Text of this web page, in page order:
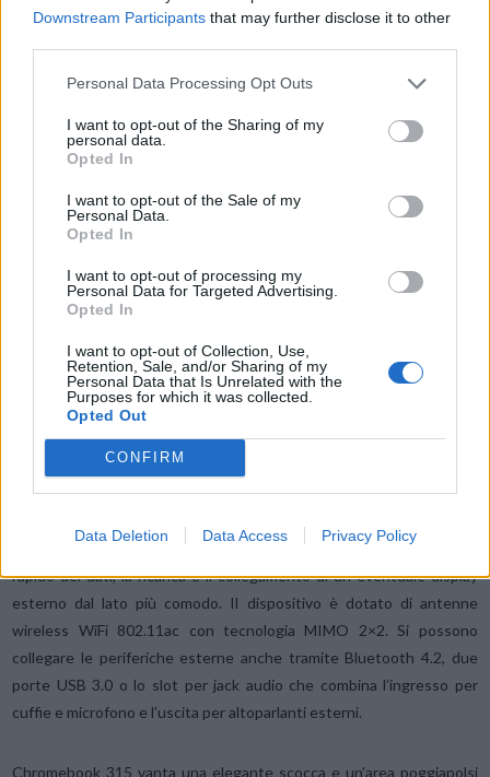
Downstream Participants that may further disclose it to other
Personal Data Processing Opt Outs
I want to opt-out of the Sharing of my
personal data.
Opted In
I want to opt-out of the Sale of my
Personal Data.
Opted In
I want to opt-out of processing my
Personal Data for Targeted Advertising.
Opted In
I want to opt-out of Collection, Use,
Retention, Sale, and/or Sharing of my
Personal Data that Is Unrelated with the
Purposes for which it was collected.
Opted Out
CONFIRM
Data Deletion Data Access Privacy Policy
pannello di ben 178 gradi. Anche le chat video possono essere
all’obbiettivo. Inoltre, audio e video vantano una qualità cristallina
grazie al supporto alla registrazione di immagini in hdr e al microfono
incorporato.
I due altoparlanti full-size di Acer Chromebook 315 che
fiancheggiano la tastiera restituiscono un suono sempre chiaro e
alla gamma audio perfezionata.
Grazie alle dimensioni generose del Chromebook a bordo trova
spazio anche una tastiera retroilluminata di dimensioni standard su
modelli touch-screen oltre ad un ampio touchpad.
Connettività eccellente e portatilità elegante
dell’Acer Chromebook 315 c’è spazio per una connettività a 360
una su ciascun lato del dispositivo – per consentire il trasferimento
rapido dei dati, la ricarica e il collegamento di un eventuale display
esterno dal lato più comodo. Il dispositivo è dotato di antenne
wireless WiFi 802.11ac con tecnologia MIMO 2×2. Si possono
collegare le periferiche esterne anche tramite Bluetooth 4.2, due
porte USB 3.0 o lo slot per jack audio che combina l’ingresso per
cuffie e microfono e l’uscita per altoparlanti esterni.
Chromebook 315 vanta una elegante scocca e un’area poggiapolsi